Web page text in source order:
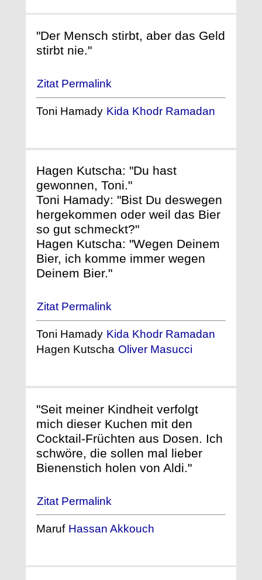
"Der Mensch stirbt, aber das Geld
stirbt nie."
Zitat Permalink
Toni Hamady Kida Khodr Ramadan
Hagen Kutscha: "Du hast
gewonnen, Toni."
Toni Hamady: "Bist Du deswegen
hergekommen oder weil das Bier
so gut schmeckt?"
Hagen Kutscha: "Wegen Deinem
Bier, ich komme immer wegen
Deinem Bier."
Zitat Permalink
Toni Hamady Kida Khodr Ramadan
Hagen Kutscha Oliver Masucci
"Seit meiner Kindheit verfolgt
mich dieser Kuchen mit den
Cocktail-Früchten aus Dosen. Ich
schwöre, die sollen mal lieber
Bienenstich holen von Aldi."
Zitat Permalink
Maruf Hassan Akkouch